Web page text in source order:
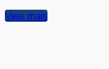
Veja mais